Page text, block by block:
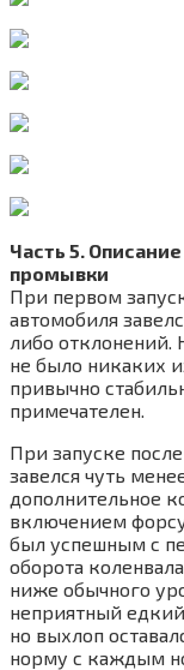
Часть 5.
промывки
При первом
автомобиля
либо отклонений.
не было никаких
привычно
примечателен.
При запуске
завелся чуть
дополнительное
включением
был успешным с
оборота
ниже обычного
неприятный
но выхлоп
норму с каждым